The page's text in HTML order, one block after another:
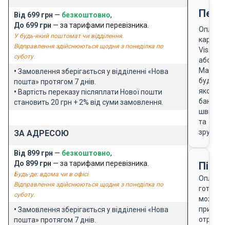
Від 699 грн — безкоштовно,
До 699 грн — за тарифами перевізника.
У будь-який поштомат чи відділення.
Відправлення здійснюються щодня з понеділка по
суботу.
• Замовлення зберігається у відділенні «Нова
пошта» протягом 7 днів.
• Вартість переказу післяплати Нової пошти
становить 20 грн + 2% від суми замовлення.
ЗА АДРЕСОЮ
Від 899 грн — безкоштовно,
До 899 грн — за тарифами перевізника.
Будь-де: вдома чи в офісі
Відправлення здійснюються щодня з понеділка по
суботу.
• Замовлення зберігається у відділенні «Нова
пошта» протягом 7 днів.
Оплата
карткою
Visa
або
будь-
якого
банку
швидко
та
зручно
Оплата
готівкою
можлива
при